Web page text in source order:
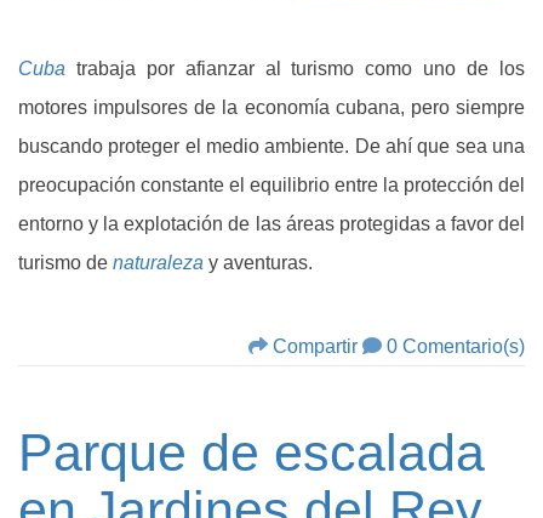
Cuba trabaja por afianzar al turismo como uno de los
motores impulsores de la economía cubana, pero siempre
buscando proteger el medio ambiente. De ahí que sea una
preocupación constante el equilibrio entre la protección del
entorno y la explotación de las áreas protegidas a favor del
turismo de naturaleza y aventuras.
Compartir 0 Comentario(s)
Parque de escalada